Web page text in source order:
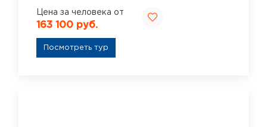
Цена за человека от
163 100 руб.
Посмотреть тур